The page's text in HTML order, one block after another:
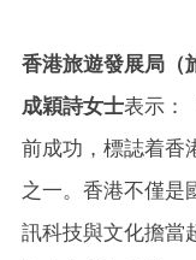
香港旅遊發展局（
成穎詩女士表示：
前成功，標誌着香
之一。香港不僅是
訊科技與文化擔當